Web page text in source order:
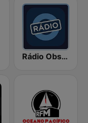
Rádio Observador